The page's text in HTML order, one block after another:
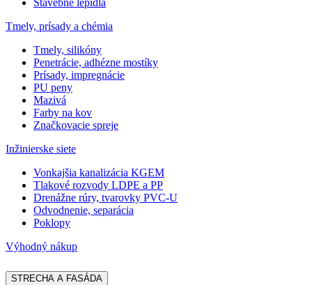
Stavebné lepidlá
Tmely, prísady a chémia
Tmely, silikóny
Penetrácie, adhézne mostíky
Prísady, impregnácie
PU peny
Mazivá
Farby na kov
Značkovacie spreje
Inžinierske siete
Vonkajšia kanalizácia KGEM
Tlakové rozvody LDPE a PP
Drenážne rúry, tvarovky PVC-U
Odvodnenie, separácia
Poklopy
Výhodný nákup
STRECHA A FASÁDA